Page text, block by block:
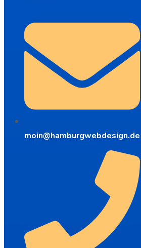
moin@hamburgwebdesign.de